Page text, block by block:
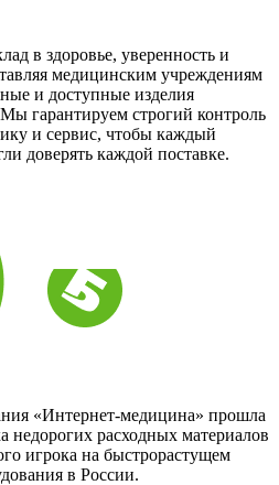
в здоровье, уверенность и
медицинским учреждениям
и доступные изделия
гарантируем строгий контроль
и сервис, чтобы каждый
доверять каждой поставке.
«Интернет-медицина» прошла
недорогих расходных материалов
игрока на быстрорастущем
в России.